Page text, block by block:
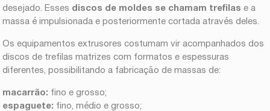
desejado. Esses discos de moldes se chamam trefilas e a
massa é impulsionada e posteriormente cortada através deles.
Os equipamentos extrusores costumam vir acompanhados dos
discos de trefilas matrizes com formatos e espessuras
diferentes, possibilitando a fabricação de massas de:
macarrão: fino e grosso;
espaguete: fino, médio e grosso;